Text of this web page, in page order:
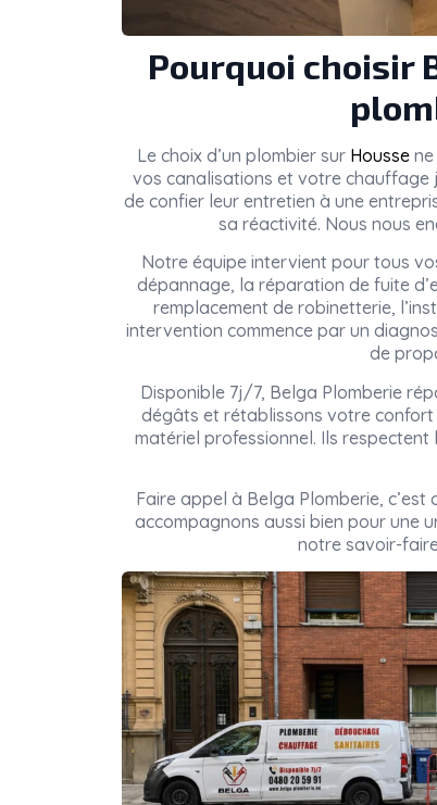
Pourquoi choisir
Le choix d’un plombier sur Houssene
vos canalisations et votre chauffage
de confier leur entretien à une
sa réactivité. Nous nous
Notre équipe intervient pour tous
dépannage, la réparation de fuite
remplacement de robinetterie,
intervention commence par un
de
Disponible 7j/7, Belga Plomberie
dégâts et rétablissons votre confort
matériel professionnel. Ils
Faire appel à Belga Plomberie,
accompagnons aussi bien pour une
notre savoir-